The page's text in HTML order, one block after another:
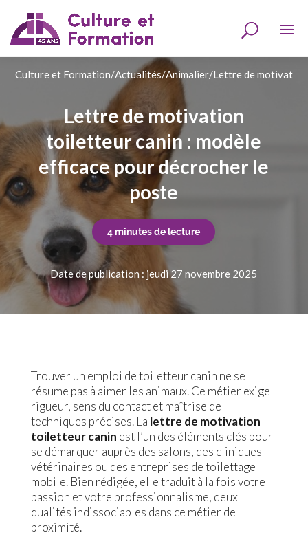
Culture et Formation/Actualités/Animalier/Lettre de
Lettre de motivation
toiletteur canin : modèle
efficace pour décrocher le
poste
4 minutes de lecture
Date de publication : jeudi 27 novembre 2025
Trouver un emploi de toiletteur canin ne se
résume pas à aimer les animaux. Ce métier exige
rigueur, sens du contact et maîtrise de
techniques précises. La lettre de motivation
toiletteur canin est l’un des éléments clés pour
se démarquer auprès des salons, des cliniques
vétérinaires ou des entreprises de toilettage
mobile. Bien rédigée, elle traduit à la fois votre
passion et votre professionnalisme, deux
qualités indissociables dans ce métier de
proximité.